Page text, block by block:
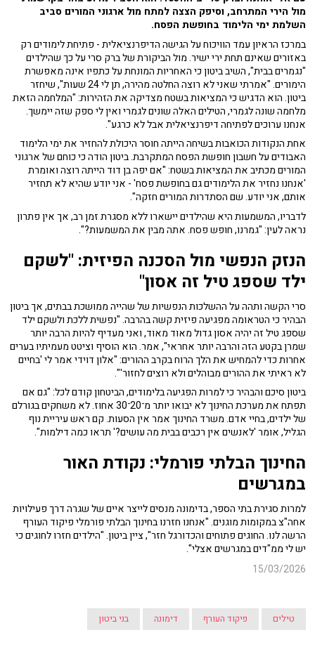
מול הירי המתרחב, וסיפק הצצה למתח מול ארגוני המורים סביב
השלמת ימי הלימוד בחופשת הפסח.
במרכז הראיון עמד הוויכוח על הגישה הדיפרנציאלית - פתיחת לימודים רק
באזורים שאינם תחת ירי ישיר. מול הביקורת של ברק סרי על כך שהילדים
"נגמרים בבית", השיב ביטון כי האחריות המונחת על כתפיו אינה מאפשרת
הימורים. "אמרתי שאני לא רוצה החלטה מהירה, תן לי 24 שעות", שיחזר
ביטון. הוא הדגיש כי המציאות בשטח מצדיקה את הזהירות: "המלחמה הזאת
מלחמה שונה לגמרי, הטילים האלה שונים לגמרי ואין לי ספק שזה יימשך.
אנחנו ערוכים לפתיחה דיפרנציאלית אבל לא כרגע".
אחת הנקודות הכואבות בשיחה הייתה חוסר היכולת להחזיר את ימי הלימוד
האבודים על חשבון חופשת הפסח המתקרבת. ביטון הודה כי כוחם של ארגוני
המורים מכתיב את המציאות בשטח: "אם יפה בן דוד הייתה רוצה ואומרת
'אנחנו נחזיר את הלימודים גם בחופשת פסח' - אני יודע שהיא לא תחזיר
אותם, אני יודע. שם הסתדרות המורים חזקה".
לדבריו, המשמעות היא שהילדים יישארו ללא מסגרת זמן רב, אך אין פתרון
נראה לעין: "גמרנו, חופש פסח. אתה מבין את המשמעות?".
הנזק הנפשי מול הסכנה הפיזית: "לשקם
ילד שספג טיל זה אסון"
סרי הקשה ותהה על ההשלכות הנפשיות של שהייה ממושכת בבתים, אך ביטון
הבהיר כי הטראומה מפגיעה פיזית קשה בהרבה. "נפשית ללכת ולשקם ילד
שספג טיל זה יהיה אסון גדול מאוד מאוד, ואני מעדיף להיות הרבה יותר
שמרן בקטע הזה והרבה יותר אחראי", אמר. הוא הוסיף וציטט מעמיתיו בערים
אחרות כדי להמחיש את הלך הרוח בקרב ההורים: "אלון דוידי אמר לי 'בחיים
לא ראיתי את ההורים מבוהלים ולא רוצים לחזור'".
ביטון סיכם והבהיר כי למרות הפגיעה בלימודים, הביטחון קודם לכל: "גם אם
תפתח את מערכת החינוך לא יבואו יותר מ־20־30 אחוז. לא משחקים בגורלם
של ילדים, בחיי אדם. משרד החינוך אמר אין הסעות. קם ראש עיריית נוף
הגליל, אומר 'לאנשים אין רכבים בבית מה עושים?' תראו כמה דילמות".
החינוך הבלתי פורמלי: נקודת האור
במגרשים
למרות סגירת בתי הספר, בדימונה מנסים לייצר איים של שגרה דרך פעילויות
אחה"צ במקומות מוגנים. "אנחנו חזרנו בחינוך הבלתי פורמלי פיקוד העורף
הרשה לנו. החוגים פתוחים והכדורגל חזר", ציין ביטון. "הילדים חזרו לחוגים כי
יש לי ממ"דים במגרשים אצלי".
15/03/2026
טילים פיקוד העורף דימונה בני ביטון